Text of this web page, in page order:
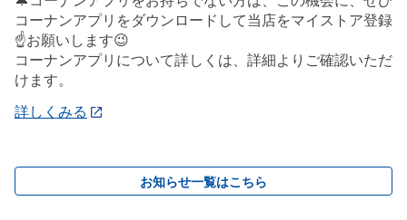
コーナンアプリをダウンロードして当店をマイストア登録
☝️お願いします😉
コーナンアプリについて詳しくは、詳細よりご確認いただ
けます。
詳しくみる
お知らせ一覧はこちら